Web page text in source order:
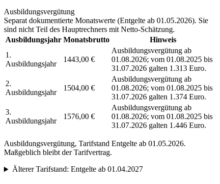
Ausbildungsvergütung
Separat dokumentierte Monatswerte (Entgelte ab 01.05.2026). Sie
sind nicht Teil des Hauptrechners mit Netto-Schätzung.
Ausbildungsjahr Monatsbrutto
Hinweis
1.
Ausbildungsjahr
1443,00 €
Ausbildungsvergütung ab
01.08.2026; vom 01.08.2025 bis
31.07.2026 galten 1.313 Euro.
2.
Ausbildungsjahr
1504,00 €
Ausbildungsvergütung ab
01.08.2026; vom 01.08.2025 bis
31.07.2026 galten 1.374 Euro.
3.
Ausbildungsjahr
1576,00 €
Ausbildungsvergütung ab
01.08.2026; vom 01.08.2025 bis
31.07.2026 galten 1.446 Euro.
Ausbildungsvergütung, Tarifstand Entgelte ab 01.05.2026.
Maßgeblich bleibt der Tarifvertrag.
Älterer Tarifstand: Entgelte ab 01.04.2027